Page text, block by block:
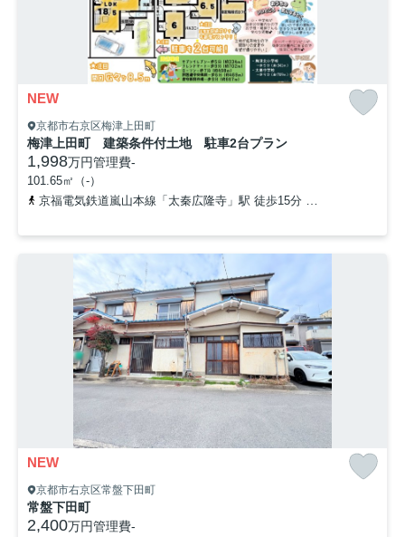
NEW
京都市右京区梅津上田町
梅津上田町 建築条件付土地 駐車2台プラン
1,998万円管理費-
101.65㎡（-）
京福電気鉄道嵐山本線「太秦広隆寺」駅 徒歩15分
NEW
京都市右京区常盤下田町
常盤下田町
2,400万円管理費-